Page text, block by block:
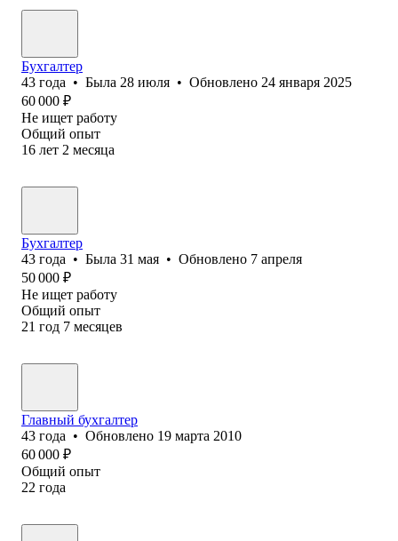
Бухгалтер
43 года • Была 28 июля • Обновлено 24 января 2025
60 000 ₽
Не ищет работу
Общий опыт
16 лет 2 месяца
Бухгалтер
43 года • Была 31 мая • Обновлено 7 апреля
50 000 ₽
Не ищет работу
Общий опыт
21 год 7 месяцев
Главный бухгалтер
43 года • Обновлено 19 марта 2010
60 000 ₽
Общий опыт
22 года